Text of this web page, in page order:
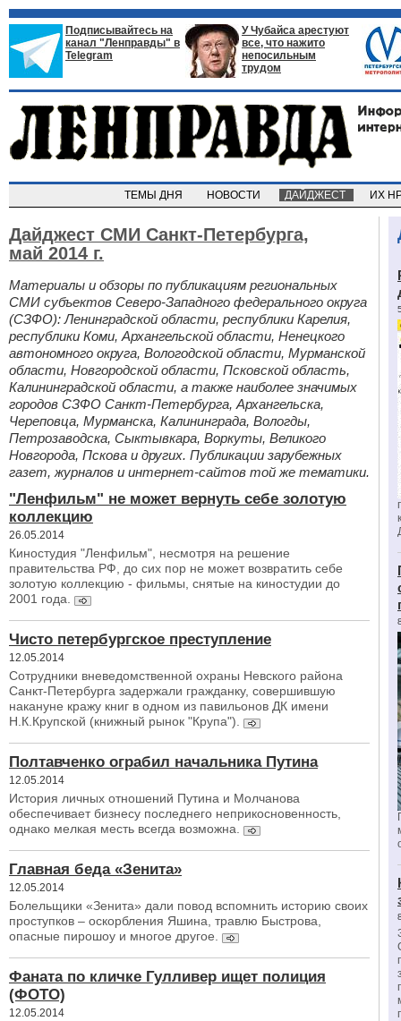
Подписывайтесь на
канал "Ленправды" в
Telegram
У Чубайса арестуют
все, что нажито
непосильным
трудом
ТЕМЫ ДНЯ НОВОСТИ ДАЙДЖЕСТ ИХ
Дайджест СМИ Санкт-Петербурга,
май 2014 г.
Материалы и обзоры по публикациям региональных
СМИ субъектов Северо-Западного федерального округа
(СЗФО): Ленинградской области, республики Карелия,
республики Коми, Архангельской области, Ненецкого
автономного округа, Вологодской области, Мурманской
области, Новгородской области, Псковской область,
Калининградской области, а также наиболее значимых
городов СЗФО Санкт-Петербурга, Архангельска,
Череповца, Мурманска, Калининграда, Вологды,
Петрозаводска, Сыктывкара, Воркуты, Великого
Новгорода, Пскова и других. Публикации зарубежных
газет, журналов и интернет-сайтов той же тематики.
"Ленфильм" не может вернуть себе золотую
коллекцию
26.05.2014
Киностудия "Ленфильм", несмотря на решение
правительства РФ, до сих пор не может возвратить себе
золотую коллекцию - фильмы, снятые на киностудии до
2001 года.
Чисто петербургское преступление
12.05.2014
Сотрудники вневедомственной охраны Невского района
Санкт-Петербурга задержали гражданку, совершившую
накануне кражу книг в одном из павильонов ДК имени
Н.К.Крупской (книжный рынок "Крупа").
Полтавченко ограбил начальника Путина
12.05.2014
История личных отношений Путина и Молчанова
обеспечивает бизнесу последнего неприкосновенность,
однако мелкая месть всегда возможна.
Главная беда «Зенита»
12.05.2014
Болельщики «Зенита» дали повод вспомнить историю своих
проступков – оскорбления Яшина, травлю Быстрова,
опасные пирошоу и многое другое.
Фаната по кличке Гулливер ищет полиция
(ФОТО)
12.05.2014